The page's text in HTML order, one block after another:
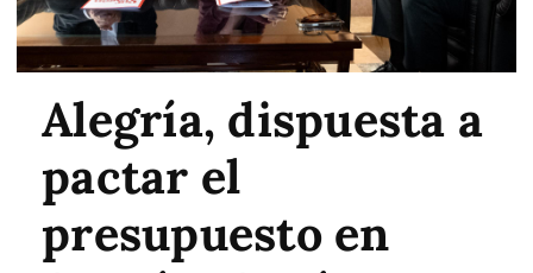
Alegría, dispuesta a
pactar el
presupuesto en